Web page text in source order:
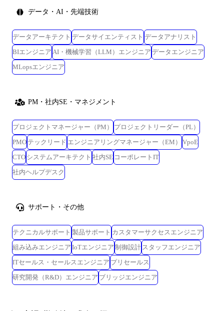
データ・AI・先端技術
データアーキテクト データサイエンティスト データアナリスト
BIエンジニア AI・機械学習（LLM）エンジニア データエンジニア
MLopsエンジニア
PM・社内SE・マネジメント
プロジェクトマネージャー（PM）
プロジェクトリーダー（PL）
PMO テックリード エンジニアリングマネージャー（EM）
VpoE
CTO システムアーキテクト 社内SE コーポレートIT
社内ヘルプデスク
サポート・その他
テクニカルサポート 製品サポート カスタマーサクセスエンジニア
組み込みエンジニア IoTエンジニア 制御設計 スタッフエンジニア
ITセールス・セールスエンジニア プリセールス
研究開発（R&D）エンジニア ブリッジエンジニア